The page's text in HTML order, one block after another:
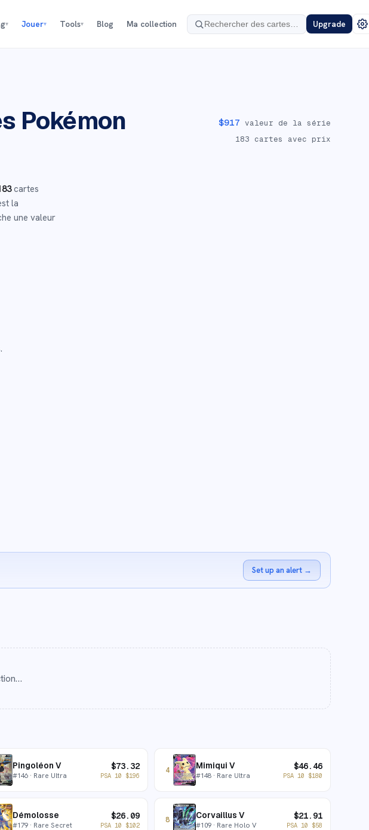
▾ Jouer▾ Tools▾ Blog Ma collection Upgrade
Pokémon $917 valeur de la série
183 cartes avec prix
cartes
la
une valeur
Set up an alert →
Pingoléon V
#146 · Rare Ultra
$73.32
PSA 10 $196
4 Mimiqui V
#148· Rare Ultra
$46.46
PSA 10 $180
Démolosse
#179 · Rare Secret
$26.09
PSA 10 $102
8 Corvaillus V
#109· Rare Holo V
$21.91
PSA 10 $58